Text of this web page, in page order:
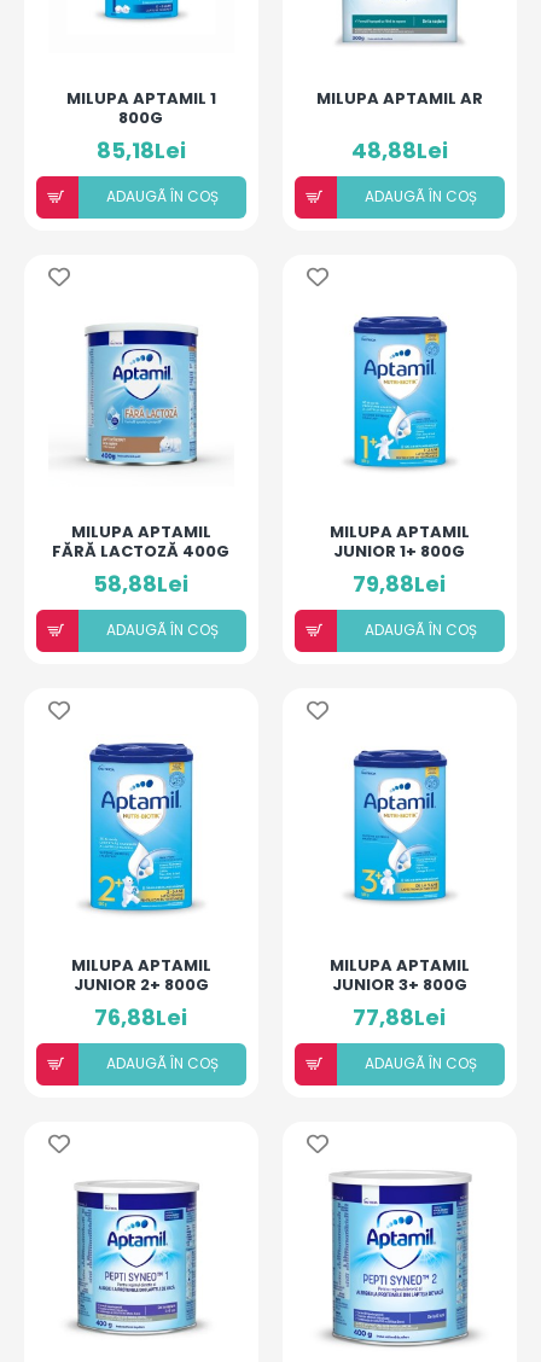
MILUPA APTAMIL 1
800G
85,18Lei
ADAUGÃ ÎN COȘ
MILUPA APTAMIL AR
48,88Lei
ADAUGÃ ÎN COȘ
MILUPA APTAMIL
FĂRĂ LACTOZĂ 400G
58,88Lei
ADAUGÃ ÎN COȘ
MILUPA APTAMIL
JUNIOR 1+ 800G
79,88Lei
ADAUGÃ ÎN COȘ
MILUPA APTAMIL
JUNIOR 2+ 800G
76,88Lei
ADAUGÃ ÎN COȘ
MILUPA APTAMIL
JUNIOR 3+ 800G
77,88Lei
ADAUGÃ ÎN COȘ